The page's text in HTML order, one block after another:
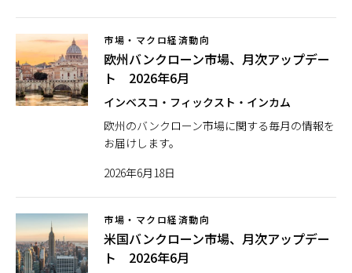
投資のヒント
会社情報
機関投資家
日本
市場・マクロ経済動向
欧州バンクローン市場、月次アップデー
ト 2026年6月
インベスコ・フィックスト・インカム
欧州のバンクローン市場に関する毎月の情報を
お届けします。
2026年6月18日
市場・マクロ経済動向
米国バンクローン市場、月次アップデー
ト 2026年6月